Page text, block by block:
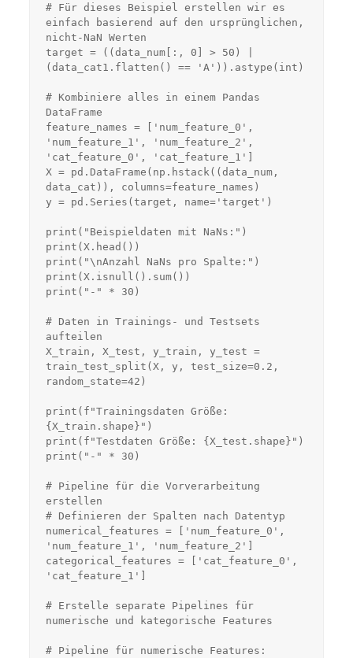
# Für dieses Beispiel erstellen wir es
einfach basierend auf den ursprünglichen,
nicht-NaN Werten
target = ((data_num[:, 0] > 50) |
(data_cat1.flatten() == 'A')).astype(int)
# Kombiniere alles in einem Pandas
DataFrame
feature_names = ['num_feature_0',
'num_feature_1', 'num_feature_2',
'cat_feature_0', 'cat_feature_1']
X = pd.DataFrame(np.hstack((data_num,
data_cat)), columns=feature_names)
y = pd.Series(target, name='target')
print("Beispieldaten mit NaNs:")
print(X.head())
print("\nAnzahl NaNs pro Spalte:")
print(X.isnull().sum())
print("-" * 30)
# Daten in Trainings- und Testsets
aufteilen
X_train, X_test, y_train, y_test =
train_test_split(X, y, test_size=0.2,
random_state=42)
print(f"Trainingsdaten Größe:
{X_train.shape}")
print(f"Testdaten Größe: {X_test.shape}")
print("-" * 30)
# Pipeline für die Vorverarbeitung
erstellen
# Definieren der Spalten nach Datentyp
numerical_features = ['num_feature_0',
'num_feature_1', 'num_feature_2']
categorical_features = ['cat_feature_0',
'cat_feature_1']
# Erstelle separate Pipelines für
numerische und kategorische Features
# Pipeline für numerische Features: